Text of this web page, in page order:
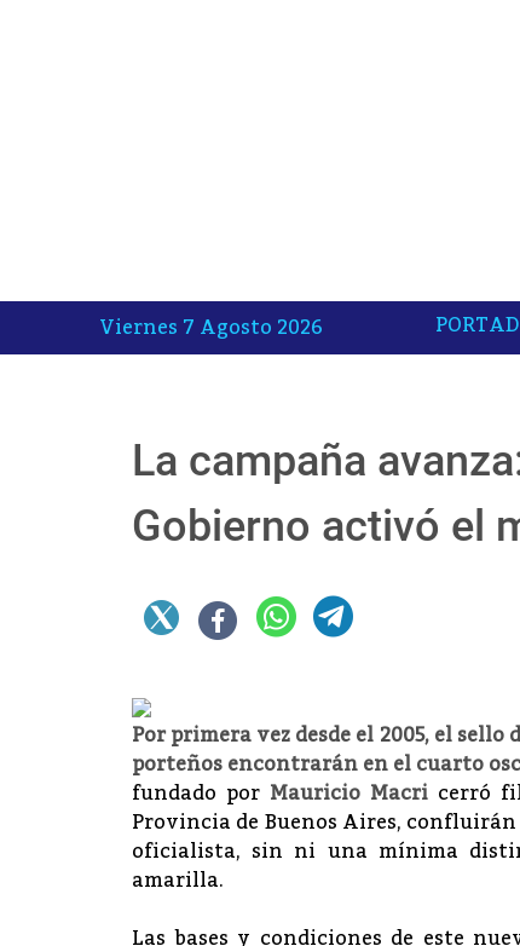
Viernes 7 Agosto 2026
La campaña
Gobierno activó el
Por primera vez desde el 2005, el
porteños encontrarán en el cuarto
fundado por Mauricio Macri cerró
Provincia de Buenos Aires,
oficialista, sin ni una mínima
amarilla.